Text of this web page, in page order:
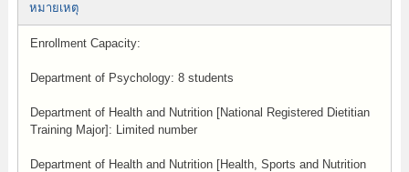
หมายเหตุ
Enrollment Capacity:
Department of Psychology: 8 students
Department of Health and Nutrition [National Registered Dietitian
Training Major]: Limited number
Department of Health and Nutrition [Health, Sports and Nutrition